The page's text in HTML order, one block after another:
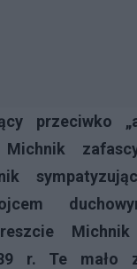
przeciwko
Michnik
r. Te mało